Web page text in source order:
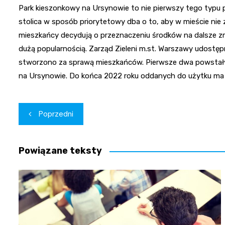
Park kieszonkowy na Ursynowie to nie pierwszy tego typu
stolica w sposób priorytetowy dba o to, aby w mieście nie
mieszkańcy decydują o przeznaczeniu środków na dalsze
dużą popularnością. Zarząd Zieleni m.st. Warszawy
stworzono za sprawą mieszkańców. Pierwsze dwa
na Ursynowie. Do końca 2022 roku oddanych do użytku
Nawigacja
wpisu
Poprzedni
Powiązane teksty